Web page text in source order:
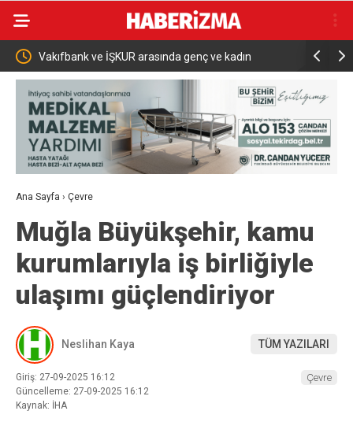
genç ve kadın Bakan Şimşek: “Batman’da muazzam bir
Ana Sayfa › Çevre
Muğla Büyükşehir, kamu
kurumlarıyla iş birliğiyle
ulaşımı güçlendiriyor
Neslihan Kaya TÜM YAZILARI
Giriş: 27-09-2025 16:12
Güncelleme: 27-09-2025 16:12
Kaynak: İHA
Çevre